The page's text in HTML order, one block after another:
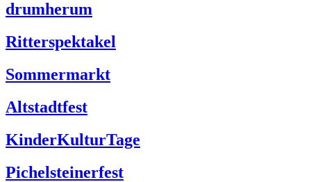
drumherum
Ritterspektakel
Sommermarkt
Altstadtfest
KinderKulturTage
Pichelsteinerfest